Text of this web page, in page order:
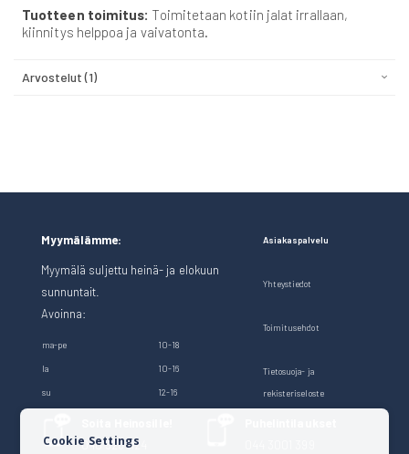
Tuotteen toimitus: Toimitetaan kotiin jalat irrallaan,
kiinnitys helppoa ja vaivatonta.
Arvostelut 1
Myymälämme:
Myymälä suljettu heinä- ja elokuun
sunnuntait.
Avoinna:
ma-pe 10-18
la 10-16
su 12-16
Asiakaspalvelu
Yhteystiedot
Toimitusehdot
Tietosuoja- ja
rekisteriseloste
040 528 1124
Cookie Settings